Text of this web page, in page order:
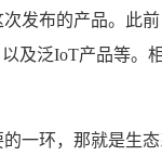
发布的产品。此
及泛IoT产品等。
一环，那就是生